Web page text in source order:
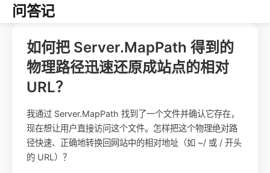
问答记
如何把 Server.MapPath 得到的
物理路径迅速还原成站点的相对
URL？
我通过 Server.MapPath 找到了一个文件并确认它存在，
现在想让用户直接访问这个文件。怎样把这个物理绝对路
径快速、正确地转换回网站中的相对地址（如 ~/ 或 / 开头
的 URL）？